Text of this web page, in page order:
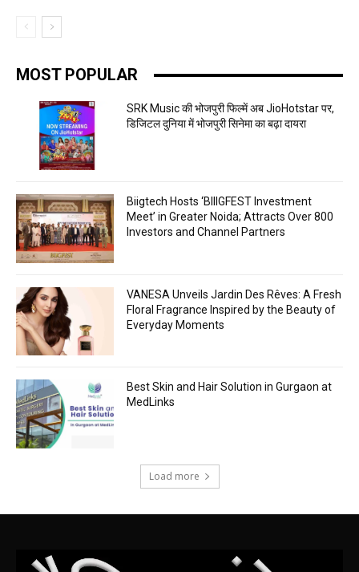
MOST POPULAR
SRK Music की भोजपुरी फिल्में अब JioHotstar पर,
डिजिटल दुनिया में भोजपुरी सिनेमा का बढ़ा दायरा
Biigtech Hosts ‘BIIIGFEST Investment
Meet’ in Greater Noida; Attracts Over 800
Investors and Channel Partners
VANESA Unveils Jardin Des Rêves: A Fresh
Floral Fragrance Inspired by the Beauty of
Everyday Moments
Best Skin and Hair Solution in Gurgaon at
MedLinks
Load more